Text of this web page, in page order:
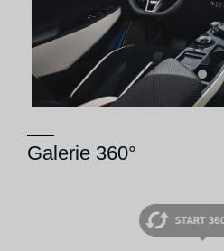
Galerie 360°